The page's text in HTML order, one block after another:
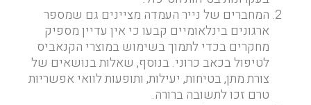
המחברים של נייר העמדה מציינים גם שמספר
ארגונים בינלאומיים קבעו כי אין עדיין מספיק
מחקרים בכדי לתמוך בשימוש במוצרי הקנאביס
לטיפול בכאב כרוני. בנוסף, שאלות בנושאים של
צורת מתן, בטיחות, יעילות, ותופעות לוואי אפשריות
טרם זכו לתשובה ברורה.